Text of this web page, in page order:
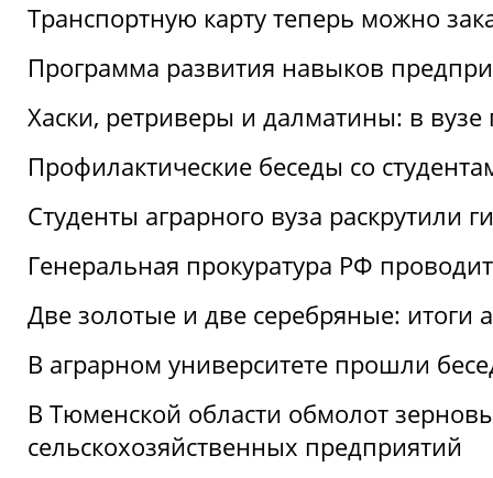
Транспортную карту теперь можно
Программа развития навыков
Хаски, ретриверы и далматины: в вузе
Профилактические беседы со
Студенты аграрного вуза раскрутили
Генеральная прокуратура РФ
Две золотые и две серебряные:
В аграрном университете прошли
В Тюменской области обмолот
сельскохозяйственных предприятий